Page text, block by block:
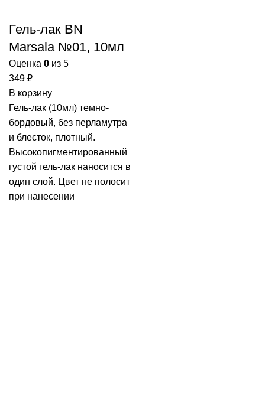
Гель-лак BN
Marsala №01, 10мл
Оценка 0 из 5
349 ₽
В корзину
Гель-лак (10мл) темно-
бордовый, без перламутра
и блесток, плотный.
Высокопигментированный
густой гель-лак наносится в
один слой. Цвет не полосит
при нанесении